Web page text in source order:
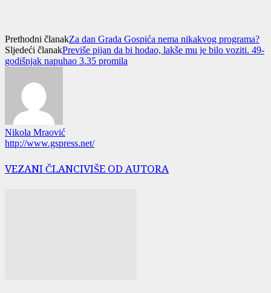
Prethodni članakZa dan Grada Gospića nema nikakvog programa?
Sljedeći članakPreviše pijan da bi hodao, lakše mu je bilo voziti. 49-
godišnjak napuhao 3.35 promila
Nikola Mraović
http://www.gspress.net/
VEZANI ČLANCIVIŠE OD AUTORA